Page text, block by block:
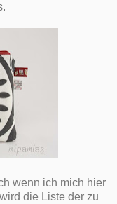
wenn ich mich hier
die Liste der zu